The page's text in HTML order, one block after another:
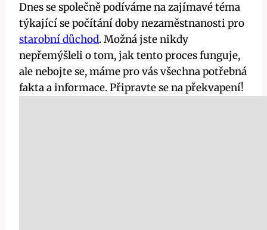
Dnes se společně podíváme na zajímavé téma
týkající se počítání doby nezaměstnanosti pro
starobní důchod. Možná jste nikdy
nepřemýšleli o tom, jak tento proces funguje,
ale nebojte se, máme pro vás všechna potřebná
fakta a informace. Připravte se na překvapení!